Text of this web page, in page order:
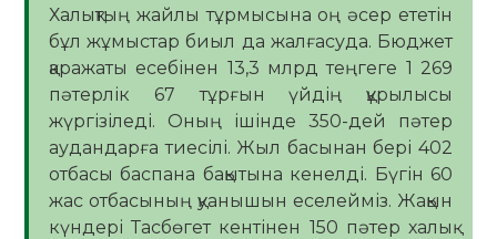
Халықтың жайлы тұрмысына оң әсер ететін
бұл жұмыстар биыл да жалғасуда. Бюджет
қаражаты есебінен 13,3 млрд теңгеге 1 269
пәтерлік 67 тұрғын үйдің құрылысы
жүргізіледі. Оның ішінде 350-дей пәтер
аудандарға тиесілі. Жыл басынан бері 402
отбасы баспана бақытына кенелді. Бүгін 60
жас отбасының қуанышын еселейміз. Жақын
күндері Тасбөгет кентінен 150 пәтер халық